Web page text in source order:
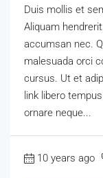
Duis mollis et
Aliquam
accumsan nec.
malesuada orci
cursus. Ut et
link libero
ornare neque...
10 years ago